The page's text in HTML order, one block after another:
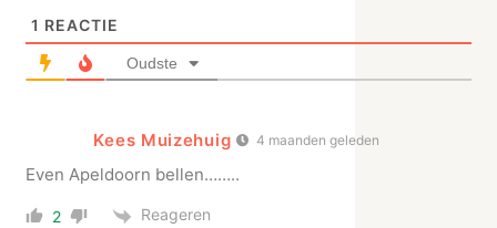
1 REACTIE
Oudste
Kees Muizehuig 4 maanden geleden
Even Apeldoorn bellen……..
2 Reageren